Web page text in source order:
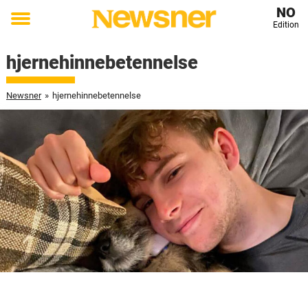
Toggle
NO
Edition
hjernehinnebetennelse
Newsner » hjernehinnebetennelse